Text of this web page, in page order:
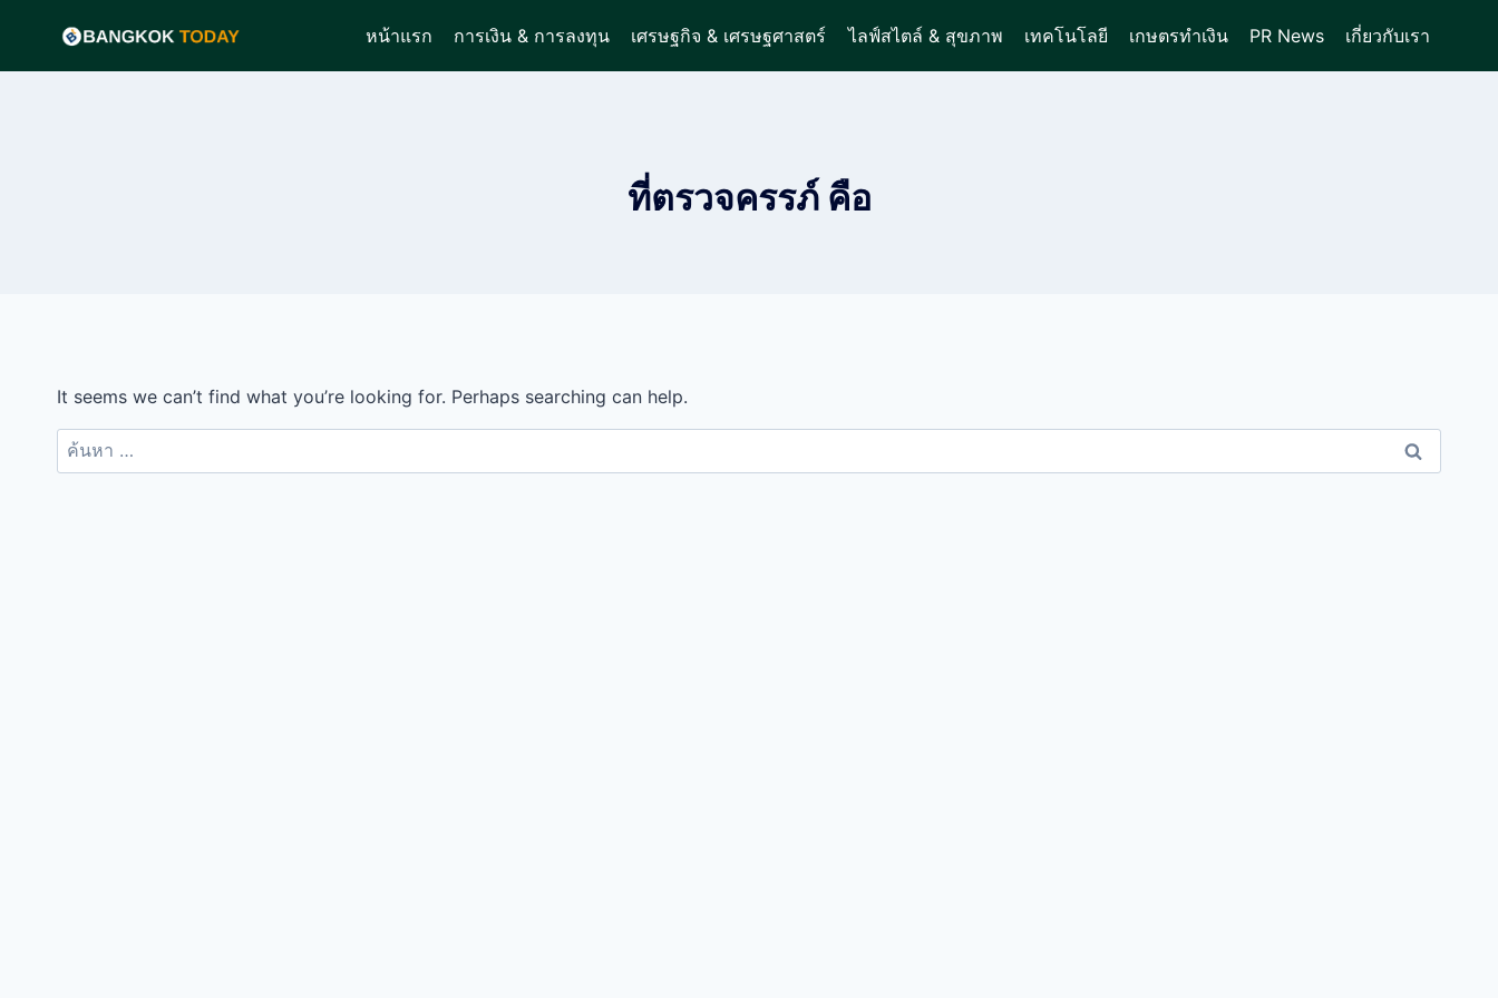
content
หน้าแรก การเงิน & การลงทุน เศรษฐกิจ & เศรษฐศาสตร์ ไลฟ์สไตล์ & สุขภาพ เทคโนโลยี เกษตรทำเงิน PR News เกี่ยวกับเรา
ที่ตรวจครรภ์ คือ
It seems we can’t find what you’re looking for. Perhaps searching can help.
ค้นหา
สำหรับ: